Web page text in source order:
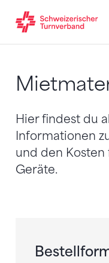
Hier findest du
Informationen
und den
Geräte.